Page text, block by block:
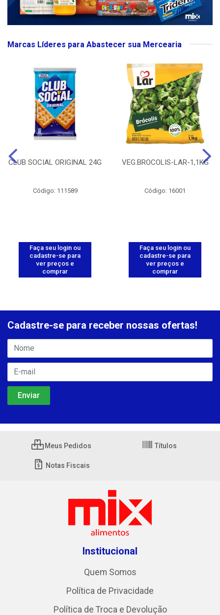
Marcas Líderes para Abastecer sua Mercearia
CLUB SOCIAL ORIGINAL 24G
Código: 111589
Faça seu login ou
cadastre-se para
ver preços e
comprar
VEG.BROCOLIS-LAR-1,1KG
Código: 16001
Faça seu login ou
cadastre-se para
ver preços e
comprar
Cadastre-se para receber nossas ofertas!
Meus Pedidos Títulos
Notas Fiscais
Institucional
Quem Somos
Política de Privacidade
Política de Troca e Devolução